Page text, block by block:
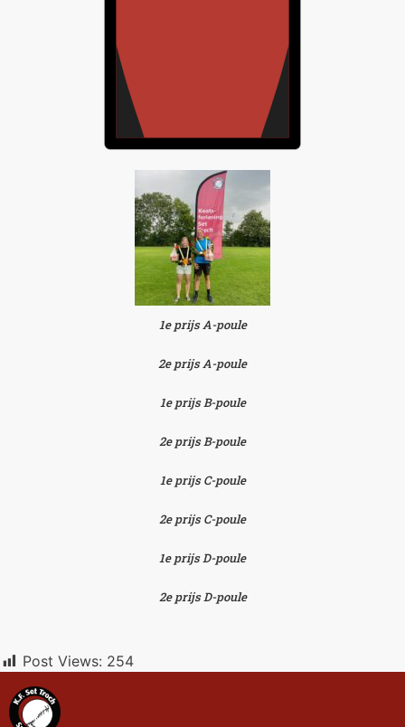
1e prijs A-poule
2e prijs A-poule
1e prijs B-poule
2e prijs B-poule
1e prijs C-poule
2e prijs C-poule
1e prijs D-poule
2e prijs D-poule
Post Views: 254